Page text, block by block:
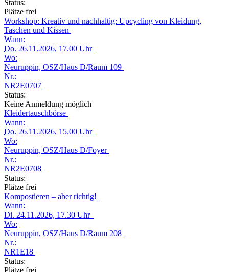
Status:
Plätze frei
Workshop: Kreativ und nachhaltig: Upcycling von Kleidung,
Taschen und Kissen
Wann:
Do. 26.11.2026, 17.00 Uhr
Wo:
Neuruppin, OSZ/Haus D/Raum 109
Nr.:
NR2E0707
Status:
Keine Anmeldung möglich
Kleidertauschbörse
Wann:
Do. 26.11.2026, 15.00 Uhr
Wo:
Neuruppin, OSZ/Haus D/Foyer
Nr.:
NR2E0708
Status:
Plätze frei
Kompostieren – aber richtig!
Wann:
Di. 24.11.2026, 17.30 Uhr
Wo:
Neuruppin, OSZ/Haus D/Raum 208
Nr.:
NR1E18
Status: